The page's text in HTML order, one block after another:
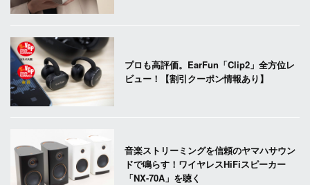
プロも高評価。EarFun「Clip2」全方位レ
ビュー！【割引クーポン情報あり】
音楽ストリーミングを信頼のヤマハサウン
ドで鳴らす！ワイヤレスHiFiスピーカー
「NX-70A」を聴く